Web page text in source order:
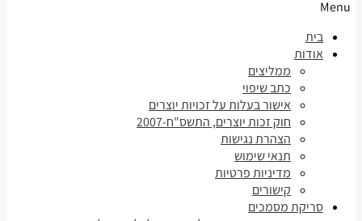
Skip בית
אודות
ממליצים
כתב שיפוי
אישור בעלות על זכויות יוצרים
חוק זכות יוצרים, התשס"ח-2007
הצהרת נגישות
תנאי שימוש
מדיניות פרטיות
קישורים
סריקת מסמכים